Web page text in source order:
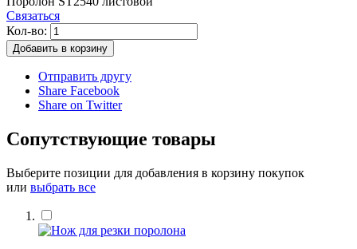
Связаться
Кол-во:
Добавить в корзину
Отправить другу
Share Facebook
Share on Twitter
Сопутствующие товары
Выберите позиции для добавления в корзину покупок
или выбрать все